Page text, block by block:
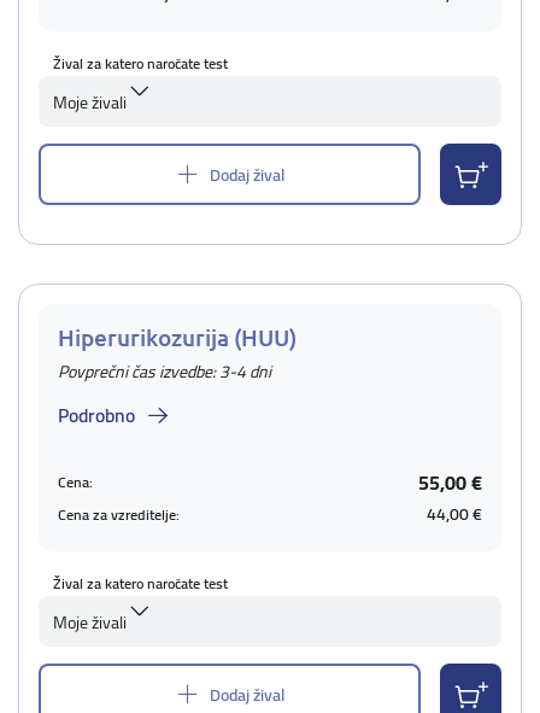
Žival za katero naročate test
Moje živali
Dodaj žival
Hiperurikozurija (HUU)
Povprečni čas izvedbe: 3-4 dni
Podrobno
Cena: 55,00 €
Cena za vzreditelje: 44,00 €
Žival za katero naročate test
Moje živali
Dodaj žival